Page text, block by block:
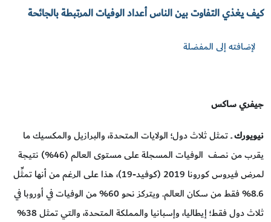
كيف يغذي التفاوت بين الناس أعداد الوفيات المرتبطة بالجائحة
لإضافته إلى المفضلة
جيفري ساكس
نيويوركــ تمثل ثلاث دول؛ الولايات المتحدة، والبرازيل والمكسيك ما
يقرب من نصف الوفيات المسجلة على مستوى العالم (46%) نتيجة
لمرض فيروس كورونا 2019 (كوفيد-19)، هذا على الرغم من أنها تمثِّل
8.6% فقط من سكان العالم. ويتركز نحو 60% من الوفيات في أوروبا في
ثلاث دول فقط؛ إيطاليا، وإسبانيا والمملكة المتحدة، والتي تمثل 38%